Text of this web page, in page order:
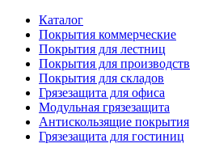
Каталог
Покрытия коммерческие
Покрытия для лестниц
Покрытия для производств
Покрытия для складов
Грязезащита для офиса
Модульная грязезащита
Антискользящие покрытия
Грязезащита для гостиниц